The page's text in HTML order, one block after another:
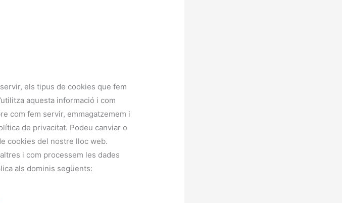
els tipus de cookies que fem
aquesta informació i com
com fem servir, emmagatzemem i
de privacitat. Podeu canviar o
cookies del nostre lloc web.
i com processem les dades
als dominis següents: